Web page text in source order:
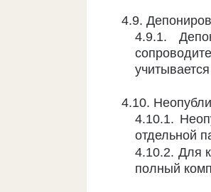
4.9.
4.9.1.
4.10.
4.10.1.
от­дельной
4.10.2. Для
полный